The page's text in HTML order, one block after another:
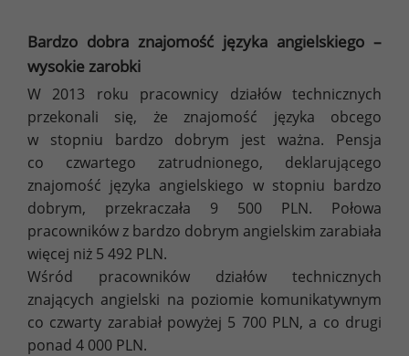
Bardzo dobra znajomość języka angielskiego –
wysokie zarobki
W 2013 roku pracownicy działów technicznych
przekonali się, że znajomość języka obcego
w stopniu bardzo dobrym jest ważna. Pensja
co czwartego zatrudnionego, deklarującego
znajomość języka angielskiego w stopniu bardzo
dobrym, przekraczała 9 500 PLN. Połowa
pracowników z bardzo dobrym angielskim zarabiała
więcej niż 5 492 PLN.
Wśród pracowników działów technicznych
znających angielski na poziomie komunikatywnym
co czwarty zarabiał powyżej 5 700 PLN, a co drugi
ponad 4 000 PLN.